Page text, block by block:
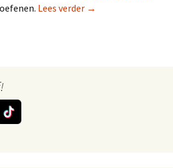
Lees verder Korte Franse
→